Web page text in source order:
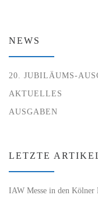
NEWS
20. JUBILÄUMS-
AKTUELLES
AUSGABEN
LETZTE
IAW Messe in den Kölner